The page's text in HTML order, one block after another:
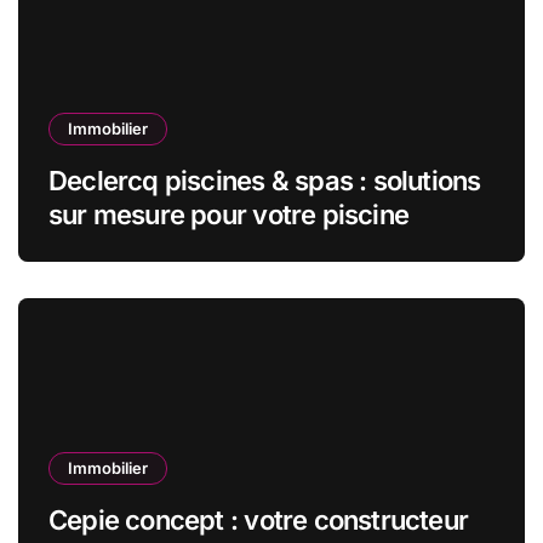
Immobilier
Declercq piscines & spas : solutions
sur mesure pour votre piscine
Immobilier
Cepie concept : votre constructeur